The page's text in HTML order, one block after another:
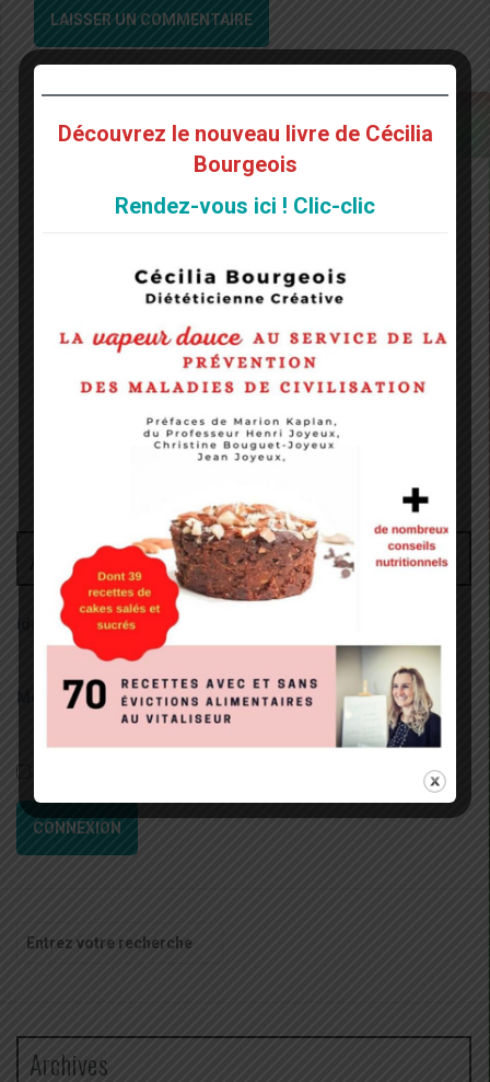
Administrateur
Identifiant:
Mot de passe:
CONNEXION
Recherche
pour
Archives
Découvrez le nouveau livre de Cécilia
Bourgeois
Rendez-vous ici ! Clic-clic